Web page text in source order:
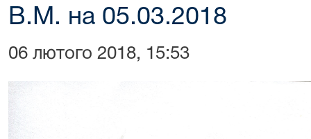
В.М. на 05.03.2018
06 лютого 2018, 15:53